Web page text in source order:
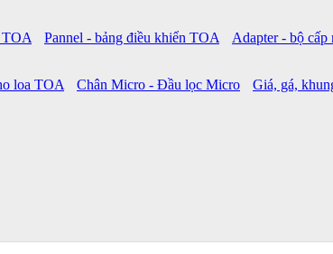
TOA Pannel - bảng điều khiển TOA Adapter - bộ
loa TOA Chân Micro - Đầu lọc Micro Giá, gá,